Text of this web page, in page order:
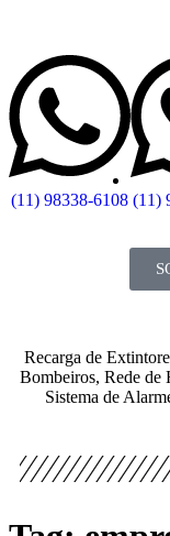
(11) 98338-6108 (11)
Recarga de
Bombeiros, Rede de
Sistema de